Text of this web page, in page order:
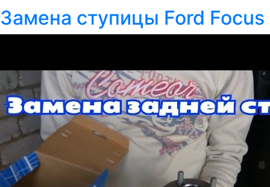
Замена ступицы Ford Focus